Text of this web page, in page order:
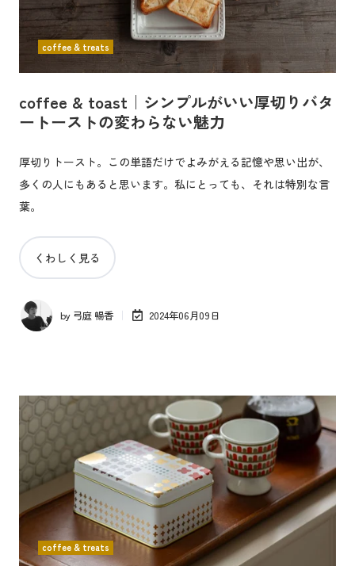
coffee & toast｜シンプルがいい厚切りバタ
ートーストの変わらない魅力
厚切りトースト。この単語だけでよみがえる記憶や思い出が、
多くの人にもあると思います。私にとっても、それは特別な言
葉。
くわしく見る
by 弓庭 暢香 2024年06月09日
coffee & treats
coffee & treats